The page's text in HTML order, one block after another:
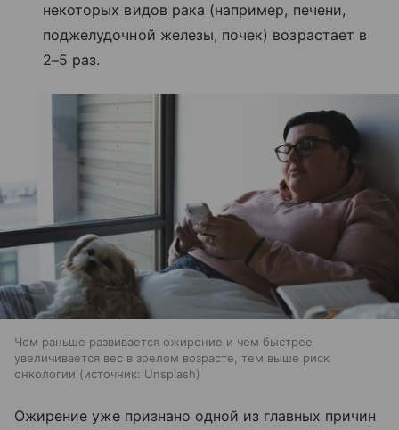
некоторых видов рака (например, печени,
поджелудочной железы, почек) возрастает в
2–5 раз.
Чем раньше развивается ожирение и чем быстрее
увеличивается вес в зрелом возрасте, тем выше риск
онкологии
источник: Unsplash
Ожирение уже признано одной из главных причин